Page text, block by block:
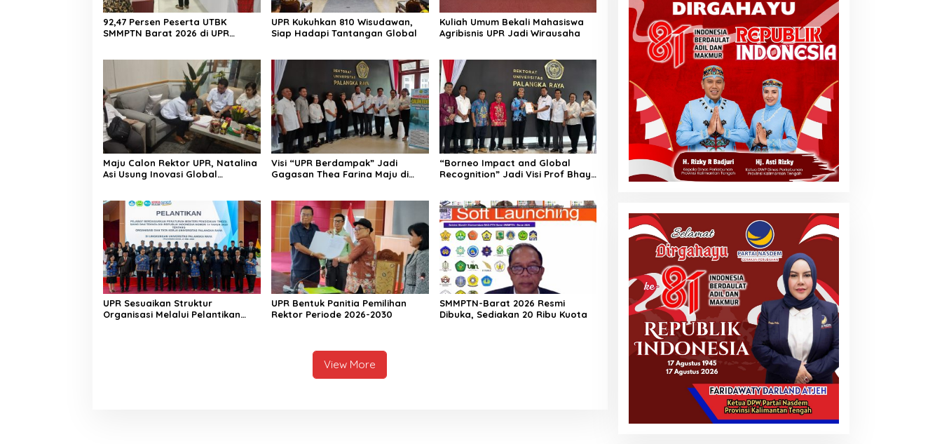
92,47 Persen Peserta UTBK
SMMPTN Barat 2026 di UPR
UPR Kukuhkan 810 Wisudawan,
Siap Hadapi Tantangan Global
Kuliah Umum Bekali Mahasiswa
Agribisnis UPR Jadi Wirausaha
Maju Calon Rektor UPR, Natalina
Asi Usung Inovasi Global
Visi “UPR Berdampak” Jadi
Gagasan Thea Farina Maju di
“Borneo Impact and Global
Recognition” Jadi Visi Prof Bhayu
UPR Sesuaikan Struktur
Organisasi Melalui Pelantikan
UPR Bentuk Panitia Pemilihan
Rektor Periode 2026-2030
SMMPTN-Barat 2026 Resmi
Dibuka, Sediakan 20 Ribu Kuota
View More